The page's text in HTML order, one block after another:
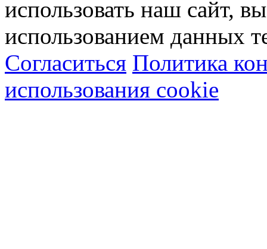
использовать наш сайт,
использованием данных
Согласиться Политика
использования cookie